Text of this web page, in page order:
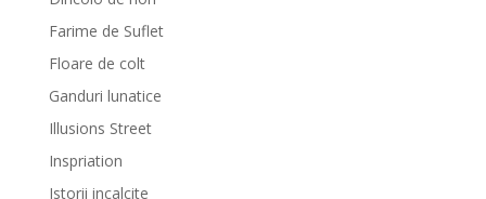
Farime de Suflet
Floare de colt
Ganduri lunatice
Illusions Street
Inspriation
Istorii incalcite